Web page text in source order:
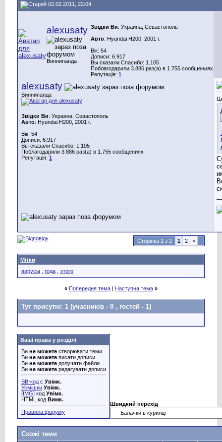
02.02.2011, 22:04
alexusaty
Виннипанда
Звідки Ви: Украина, Севастополь
Авто: Hyundai H200, 2001 г.
Вік: 54
Дописи: 6.917
Вы сказали Спасибо: 1.105
Поблагодарили 3.886 раз(а) в 1.755 сообщениях
Репутація: 1
alexusaty
Виннипанда
Звідки Ви: Украина, Севастополь
Авто: Hyundai H200, 2001 г.
Вік: 54
Дописи: 6.917
Вы сказали Спасибо: 1.105
Поблагодарили 3.886 раз(а) в 1.755 сообщениях
Репутація: 1
Сторінка 1 з 2 1 2 >
Мітки
вирусы
года этого
« Попередня тема | Наступна тема »
Тут присутні: 1 (учасників - 0 , гостей - 1)
Ваші права у розділі
Ви не можете створювати теми
Ви не можете писати дописи
Ви не можете долучати файли
Ви не можете редагувати дописи
BB-код є Увімк.
Усмішки Увімк.
[IMG] код Увімк.
HTML код Вимк.
Правила форуму
Швидкий перехід
Схожі теми